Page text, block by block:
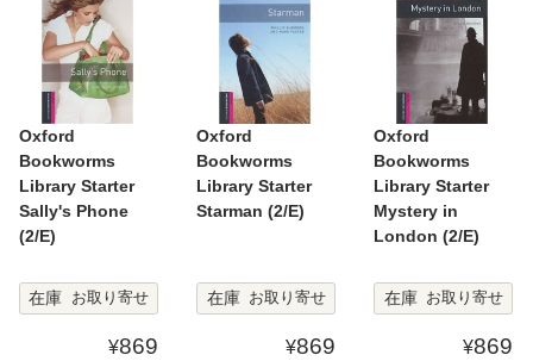
Oxford
Bookworms
Library Starter
Sally's Phone
(2/E)
在庫 お取り寄せ
¥869
Oxford
Bookworms
Library Starter
Starman (2/E)
在庫 お取り寄せ
¥869
Oxford
Bookworms
Library Starter
Mystery in
London (2/E)
在庫 お取り寄せ
¥869